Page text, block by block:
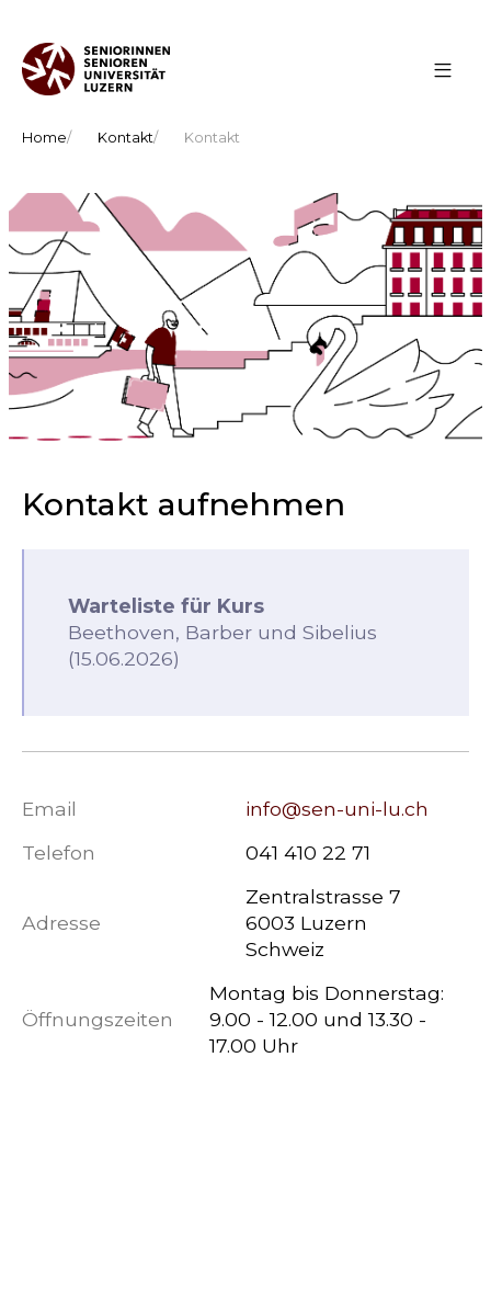
Home Kontakt Kontakt
Kontakt aufnehmen
Warteliste für Kurs
Beethoven, Barber und Sibelius
(15.06.2026)
Email
info@sen-uni-lu.ch
Telefon
041 410 22 71
Adresse
Zentralstrasse 7
6003 Luzern
Schweiz
Öffnungszeiten
Montag bis Donnerstag:
9.00 - 12.00 und 13.30 -
17.00 Uhr